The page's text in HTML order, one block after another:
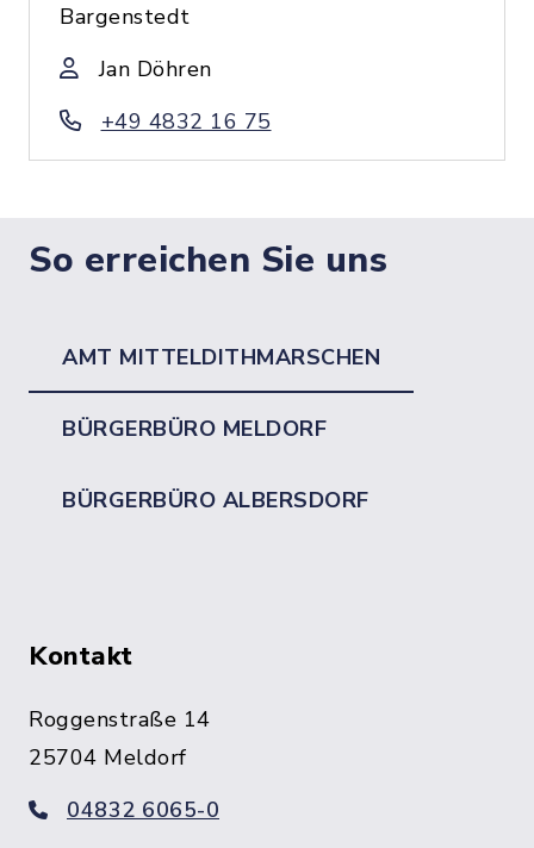
Bargenstedt
Jan Döhren
+49 4832 16 75
So erreichen Sie uns
AMT MITTELDITHMARSCHEN
BÜRGERBÜRO MELDORF
BÜRGERBÜRO ALBERSDORF
Kontakt
Roggenstraße 14
25704 Meldorf
04832 6065-0